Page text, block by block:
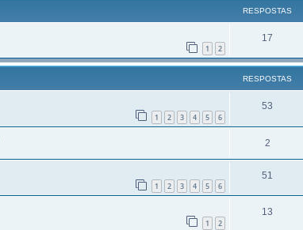
RESPOSTAS
1 2
17
RESPOSTAS
1 2 3 4 5 6
53
2
1 2 3 4 5 6
51
1 2
13